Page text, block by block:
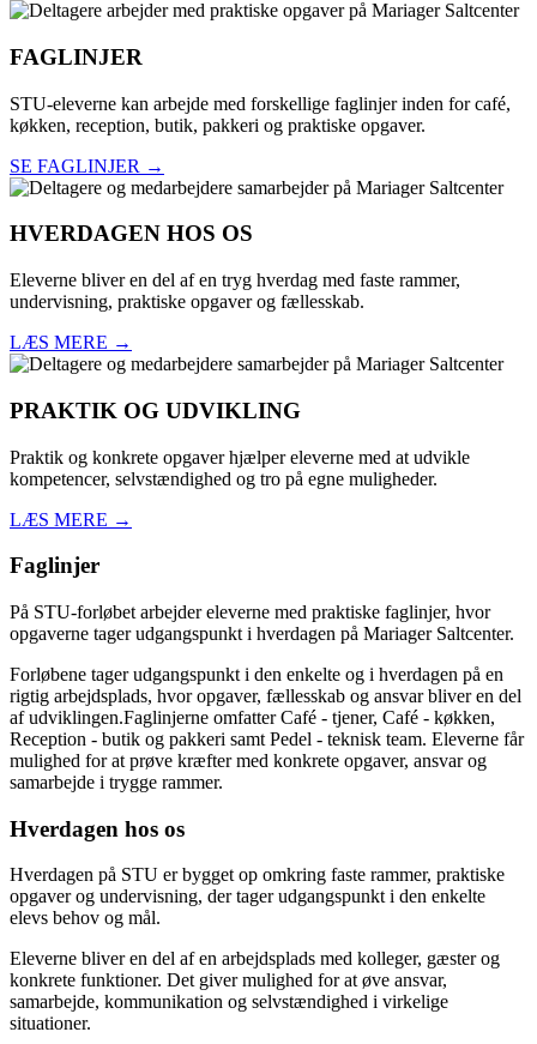
FAGLINJER
STU-eleverne kan arbejde med forskellige faglinjer inden for café,
køkken, reception, butik, pakkeri og praktiske opgaver.
SE FAGLINJER →
HVERDAGEN HOS OS
Eleverne bliver en del af en tryg hverdag med faste rammer,
undervisning, praktiske opgaver og fællesskab.
LÆS MERE →
PRAKTIK OG UDVIKLING
Praktik og konkrete opgaver hjælper eleverne med at udvikle
kompetencer, selvstændighed og tro på egne muligheder.
LÆS MERE →
Faglinjer
På STU-forløbet arbejder eleverne med praktiske faglinjer, hvor
opgaverne tager udgangspunkt i hverdagen på Mariager Saltcenter.
Forløbene tager udgangspunkt i den enkelte og i hverdagen på en
rigtig arbejdsplads, hvor opgaver, fællesskab og ansvar bliver en del
af udviklingen.Faglinjerne omfatter Café - tjener, Café - køkken,
Reception - butik og pakkeri samt Pedel - teknisk team. Eleverne får
mulighed for at prøve kræfter med konkrete opgaver, ansvar og
samarbejde i trygge rammer.
Hverdagen hos os
Hverdagen på STU er bygget op omkring faste rammer, praktiske
opgaver og undervisning, der tager udgangspunkt i den enkelte
elevs behov og mål.
Eleverne bliver en del af en arbejdsplads med kolleger, gæster og
konkrete funktioner. Det giver mulighed for at øve ansvar,
samarbejde, kommunikation og selvstændighed i virkelige
situationer.